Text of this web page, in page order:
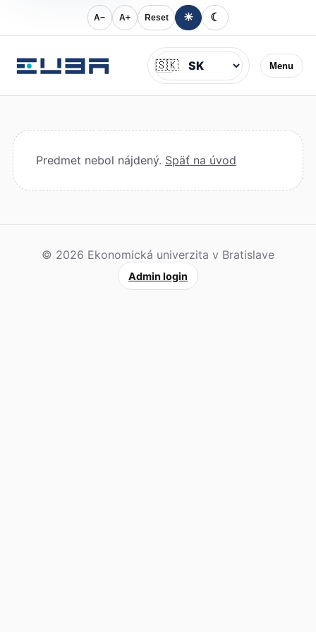
A− A+ Reset ☀ ☾
Menu
Jazyk
🇸🇰
Predmet nebol nájdený. Späť na úvod
© 2026 Ekonomická univerzita v Bratislave
Admin login